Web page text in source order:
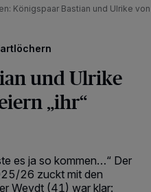
Königspaar Bastian und Ulrike
und Ulrike
„ihr“
es ja so kommen…“ Der
26 zuckt mit den
Weydt (41) war klar: